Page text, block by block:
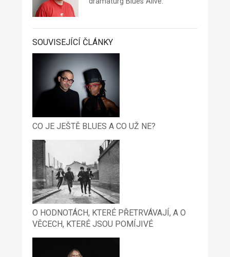
SOUVISEJÍCÍ ČLÁNKY
CO JE JEŠTĚ BLUES A CO UŽ NE?
O HODNOTÁCH, KTERÉ PŘETRVÁVAJÍ, A O
VĚCECH, KTERÉ JSOU POMÍJIVÉ